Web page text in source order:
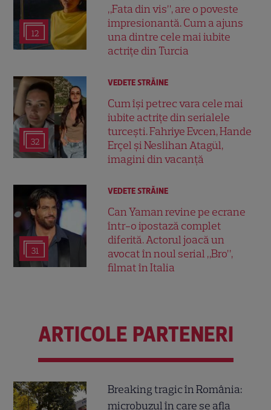
12
„Fata din vis”, are o poveste
impresionantă. Cum a ajuns
una dintre cele mai iubite
actrițe din Turcia
32
VEDETE STRĂINE
Cum își petrec vara cele mai
iubite actrițe din serialele
turcești. Fahriye Evcen, Hande
Erçel și Neslihan Atagül,
imagini din vacanță
31
VEDETE STRĂINE
Can Yaman revine pe ecrane
într-o ipostază complet
diferită. Actorul joacă un
avocat în noul serial „Bro”,
filmat în Italia
ARTICOLE PARTENERI
Breaking tragic în România:
microbuzul în care se afla